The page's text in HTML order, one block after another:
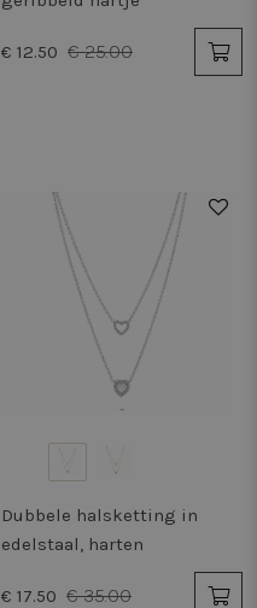
€ 12.50 € 25.00
Dubbele halsketting in
edelstaal, harten
€ 17.50 € 35.00